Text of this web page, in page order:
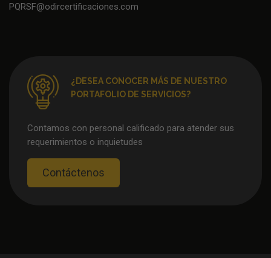
PQRSF@odircertificaciones.com
¿DESEA CONOCER MÁS DE NUESTRO
PORTAFOLIO DE SERVICIOS?
Contamos con personal calificado para atender sus
requerimientos o inquietudes
Contáctenos